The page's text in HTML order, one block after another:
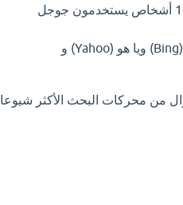
محركات البحث العالمية. هذا يعني أن أكثر من 9 من كل 10 أشخاص يستخدمون جوجل
هناك محركات بحث أخرى مثل بينج (Bing) ويا هو (Yahoo) و
من محركات البحث الأكثر شيوعا